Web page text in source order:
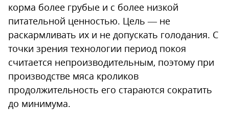
корма более грубые и с более низкой
питательной ценностью. Цель — не
раскармливать их и не допускать голодания. С
точки зрения технологии период покоя
считается непроизводительным, поэтому при
производстве мяса кроликов
продолжительность его стараются сократить
до минимума.